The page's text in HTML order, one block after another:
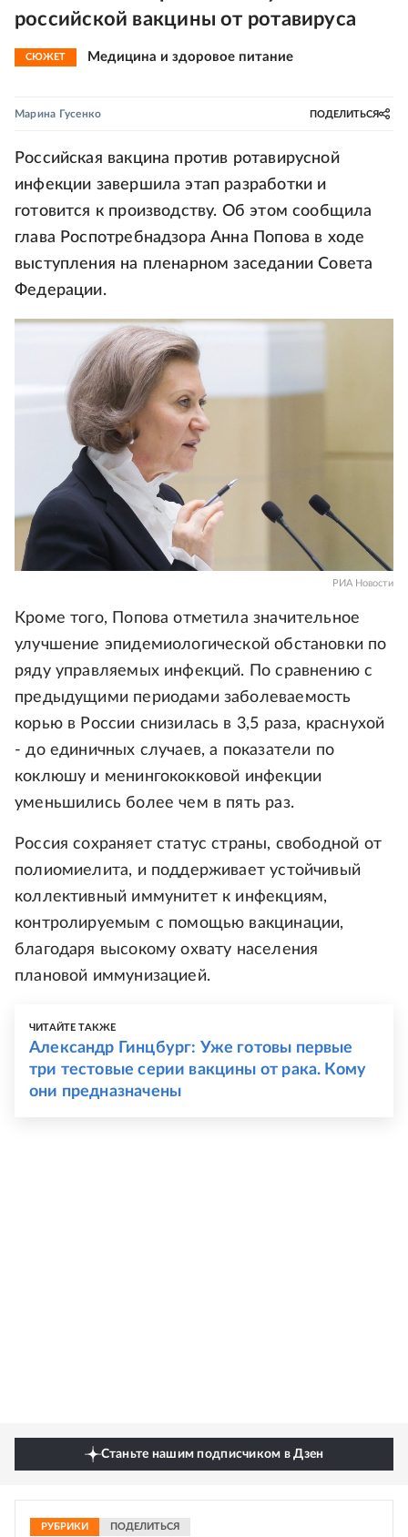
российской вакцины от ротавируса
СЮЖЕТ Медицина и здоровое питание
Марина Гусенко ПОДЕЛИТЬСЯ
Российская вакцина против ротавирусной
инфекции завершила этап разработки и
готовится к производству. Об этом сообщила
глава Роспотребнадзора Анна Попова в ходе
выступления на пленарном заседании Совета
Федерации.
РИА Новости
Кроме того, Попова отметила значительное
улучшение эпидемиологической обстановки по
ряду управляемых инфекций. По сравнению с
предыдущими периодами заболеваемость
корью в России снизилась в 3,5 раза, краснухой
- до единичных случаев, а показатели по
коклюшу и менингококковой инфекции
уменьшились более чем в пять раз.
Россия сохраняет статус страны, свободной от
полиомиелита, и поддерживает устойчивый
коллективный иммунитет к инфекциям,
контролируемым с помощью вакцинации,
благодаря высокому охвату населения
плановой иммунизацией.
ЧИТАЙТЕ ТАКЖЕ
Александр Гинцбург: Уже готовы первые
три тестовые серии вакцины от рака. Кому
они предназначены
Станьте нашим подписчиком в Дзен
РУБРИКИ ПОДЕЛИТЬСЯ